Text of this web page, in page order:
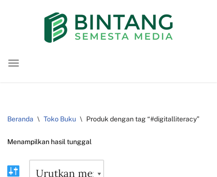
konten
Beranda \ Toko Buku \ Produk dengan tag “#digitalliteracy”
Menampilkan hasil tunggal